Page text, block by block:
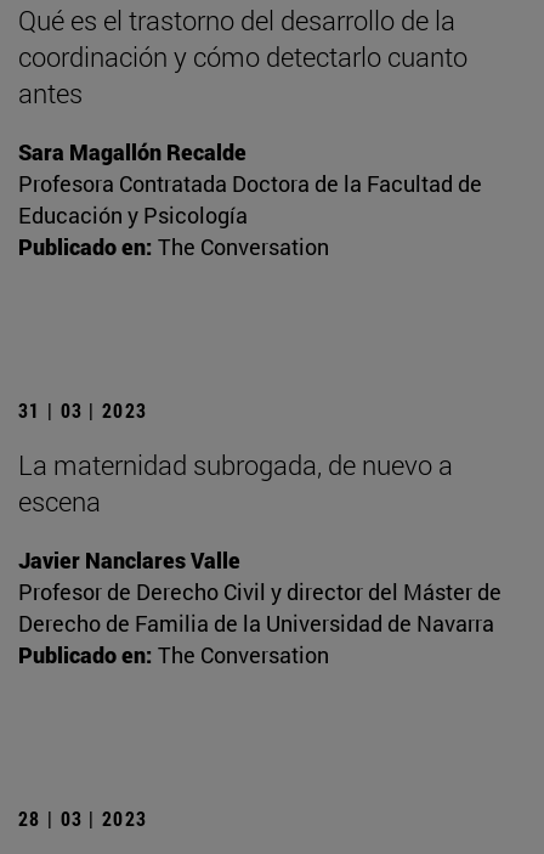
Qué es el trastorno del desarrollo de la
coordinación y cómo detectarlo cuanto
antes
Sara Magallón Recalde
Profesora Contratada Doctora de la Facultad de
Educación y Psicología
Publicado en: The Conversation
31 | 03 | 2023
La maternidad subrogada, de nuevo a
escena
Javier Nanclares Valle
Profesor de Derecho Civil y director del Máster de
Derecho de Familia de la Universidad de Navarra
Publicado en: The Conversation
28 | 03 | 2023